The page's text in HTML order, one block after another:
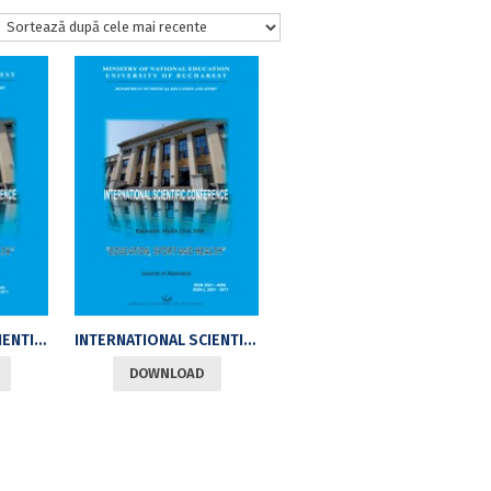
INTERNATIONAL SCIENTIFIC CONFERENCE “EDUCATION, SPORT AND HEALTH“, BUCHAREST, MARCH 22ND, 2019. JOURNAL OF ABSTRACTS INTERNATIONAL SCIENTIFIC CONFERENCE “EDUCATION, SPORT AND HEALTH“, BUCHAREST, MARCH 23RD, 2018. JOURNAL OF ABSTRACTS
DOWNLOAD